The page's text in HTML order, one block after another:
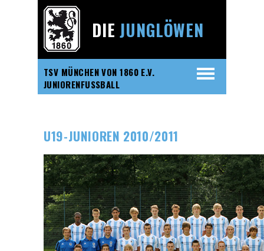
TSV MÜNCHEN VON 1860 E.V.
JUNIORENFUSSBALL
DIEJUNGLÖWEN
U19-JUNIOREN 2010/2011